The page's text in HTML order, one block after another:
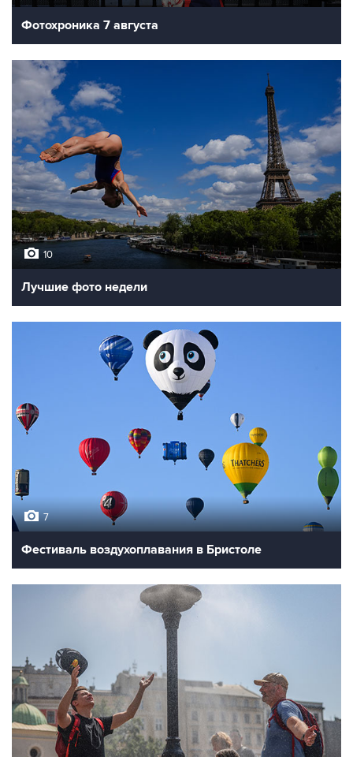
Фотохроника 7 августа
10
Лучшие фото недели
7
Фестиваль воздухоплавания в Бристоле